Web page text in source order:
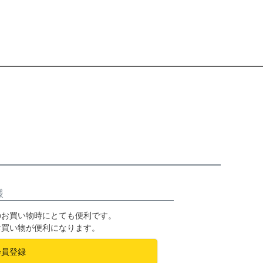
買い物時にとても便利です。
い物が便利になります。
登録